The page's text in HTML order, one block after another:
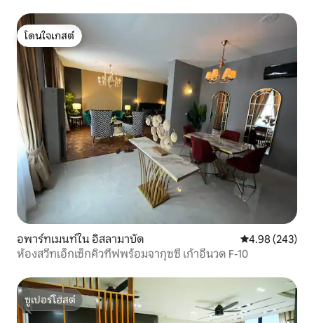
โดนใจเกสต์
โดนใจเกสต์
อพาร์ทเมนท์ใน อิสลามาบัด คะแนนเฉลี่ย
4.98 (243)
ห้องสวีทเอ็กเซ็กคิวทีฟพร้อมจากุซซี่ เก้าอี้นวด F-10
ซูเปอร์โฮสต์
ซูเปอร์โฮสต์